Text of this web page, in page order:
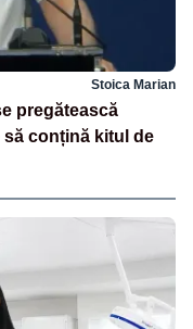
Stoica Marian
pregătească
să conțină kitul de